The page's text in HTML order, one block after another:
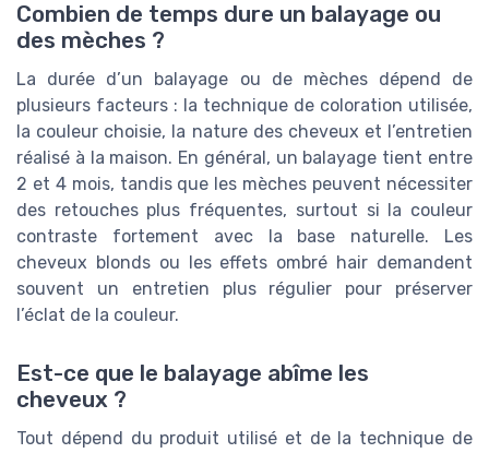
Combien de temps dure un balayage ou
des mèches ?
La durée d’un balayage ou de mèches dépend de
plusieurs facteurs : la technique de coloration utilisée,
la couleur choisie, la nature des cheveux et l’entretien
réalisé à la maison. En général, un balayage tient entre
2 et 4 mois, tandis que les mèches peuvent nécessiter
des retouches plus fréquentes, surtout si la couleur
contraste fortement avec la base naturelle. Les
cheveux blonds ou les effets ombré hair demandent
souvent un entretien plus régulier pour préserver
l’éclat de la couleur.
Est-ce que le balayage abîme les
cheveux ?
Tout dépend du produit utilisé et de la technique de